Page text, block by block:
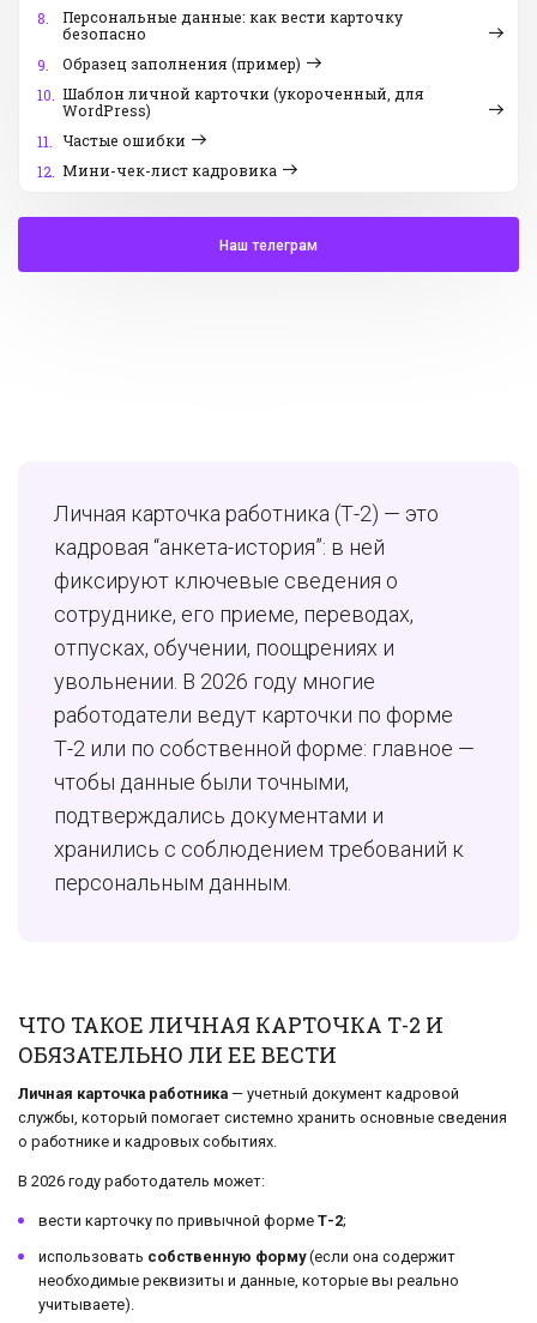
8.
Персональные данные: как вести карточку
безопасно
9.
Образец заполнения (пример)
10. Шаблон личной карточки (укороченный, для
WordPress)
11. Частые ошибки
12. Мини-чек-лист кадровика
Наш телеграм
Личная карточка работника (Т-2) — это
кадровая “анкета-история”: в ней
фиксируют ключевые сведения о
сотруднике, его приеме, переводах,
отпусках, обучении, поощрениях и
увольнении. В 2026 году многие
работодатели ведут карточки по форме
Т-2 или по собственной форме: главное —
чтобы данные были точными,
подтверждались документами и
хранились с соблюдением требований к
персональным данным.
ЧТО ТАКОЕ ЛИЧНАЯ КАРТОЧКА Т-2 И
ОБЯЗАТЕЛЬНО ЛИ ЕЕ ВЕСТИ
Личная карточка работника — учетный документ кадровой
службы, который помогает системно хранить основные сведения
о работнике и кадровых событиях.
В 2026 году работодатель может:
вести карточку по привычной форме Т-2;
использовать собственную форму(если она содержит
необходимые реквизиты и данные, которые вы реально
учитываете).